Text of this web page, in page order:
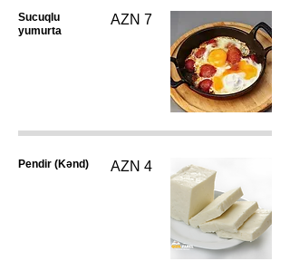
Sucuqlu
yumurta
AZN 7
Pendir (Kənd) AZN 4